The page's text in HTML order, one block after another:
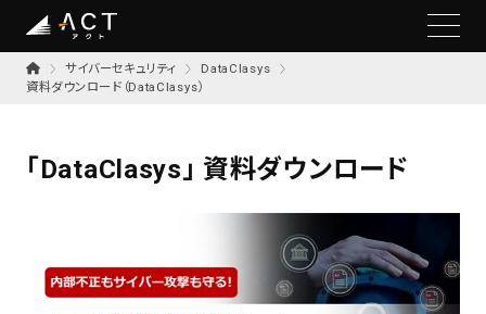
サイバーセキュリティ
DataClasys
資料ダウンロード（DataClasys）
「DataClasys」 資料ダウンロード